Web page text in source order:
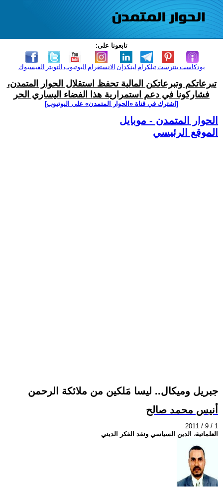
تابعونا على:
الفيسبوك التويتر اليوتيوب الانستغرام لينكدإن تيلكرامبنترست بودكاست
تبرعاتكم وتبرعاتكن المالية تحفظ استقلال الحوار المتمدن،
فشاركونا في دعم استمرارية هذا الفضاء اليساري الحر
[اشترك في قناة ‫«الحوار المتمدن» على اليوتيوب]
الحوار المتمدن - موبايل
الموقع الرئيسي
جبريل وميكال.. ليسا مَلكين من ملائكة الرحمن
أنيس محمد صالح
2011 / 9 / 1
العلمانية، الدين السياسي ونقد الفكر الديني